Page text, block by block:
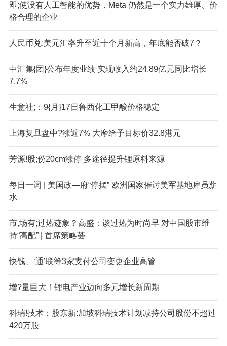
即;使没有人工智能的优势，Meta 仍然是一个实力雄厚、价
格合理的企业
人民币兑:美元汇率升至近十个月新高，年底能否破7？
中汇集{团}公布年度业绩 实现收入约24.89亿元同比增长
7.7%
生意社;：9{月}17日鲁西化工甲酸价格稳定
上海复旦盘中?涨近7% 大摩给予目标价32.8港元
芳源!股;份20cm涨停 多途径提升锂原料来源
每日一词 | 美国政—府“停摆” 欧洲国家催讨美军基地雇员薪
水
市,场有;过热迹象？高盛：谈过热为时尚早 对中国股市维
持“高配” | 首席策略荟
快钱、‘通’联等3家支付公司变更企业高管
增?量巨大！锂电产业迈向多元增长新周期
科瑞!技术：股东新:加坡科瑞技术计划减持公司股份不超过
420万股